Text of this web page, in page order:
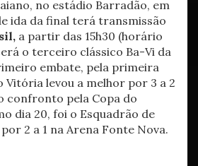
no estádio Barradão, em
ida da final terá transmissão
a partir das 15h30 (horário
o terceiro clássico Ba-Vi da
embate, pela primeira
Vitória levou a melhor por 3 a 2
confronto pela Copa do
dia 20, foi o Esquadrão de
2 a 1 na Arena Fonte Nova.